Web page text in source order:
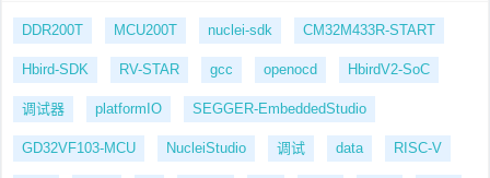
DDR200T MCU200T nuclei-sdk CM32M433R-START
Hbird-SDK RV-STAR gcc openocd HbirdV2-SoC
调试器 platformIO SEGGER-EmbeddedStudio
GD32VF103-MCU NucleiStudio 调试 data RISC-V